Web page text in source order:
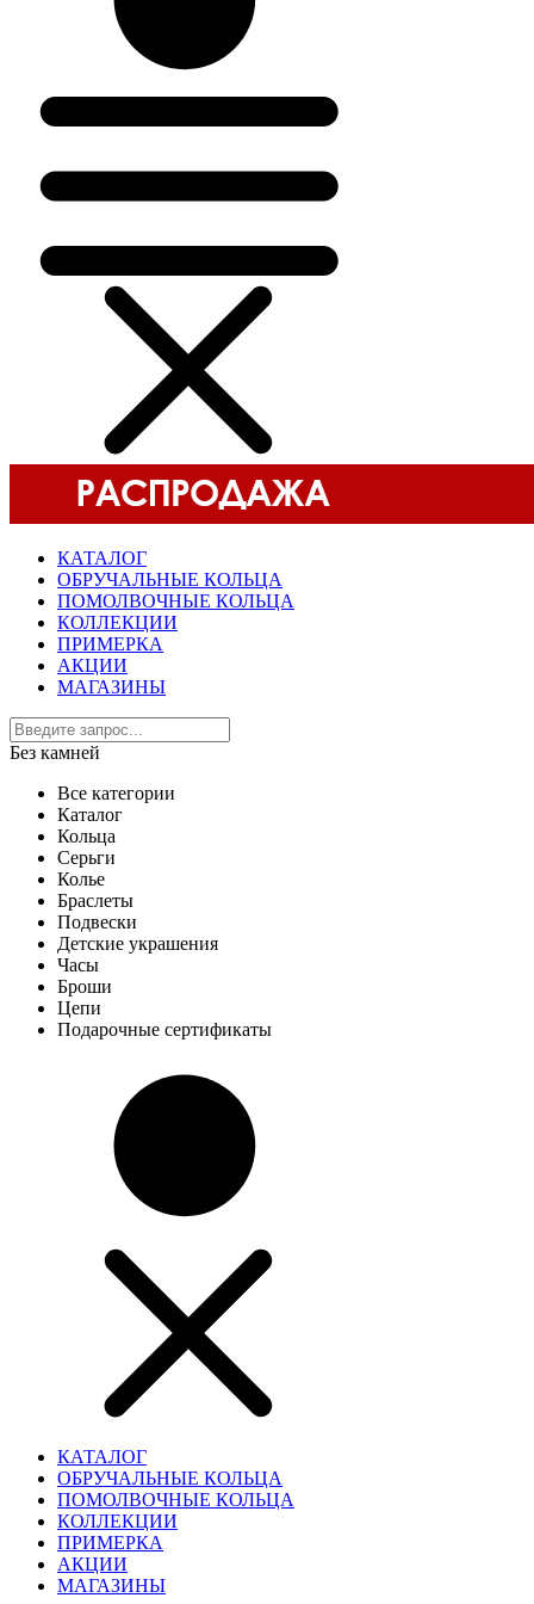
КАТАЛОГ
ОБРУЧАЛЬНЫЕ КОЛЬЦА
ПОМОЛВОЧНЫЕ КОЛЬЦА
КОЛЛЕКЦИИ
ПРИМЕРКА
АКЦИИ
МАГАЗИНЫ
Без камней
Все категории
Каталог
Кольца
Серьги
Колье
Браслеты
Подвески
Детские украшения
Часы
Броши
Цепи
Подарочные сертификаты
КАТАЛОГ
ОБРУЧАЛЬНЫЕ КОЛЬЦА
ПОМОЛВОЧНЫЕ КОЛЬЦА
КОЛЛЕКЦИИ
ПРИМЕРКА
АКЦИИ
МАГАЗИНЫ